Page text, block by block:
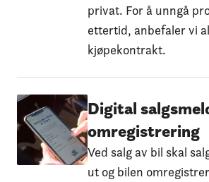
privat. For å unngå
ettertid, anbefaler vi
kjøpekontrakt.
Digital
omregistrering
Ved salg av bil skal
ut og bilen